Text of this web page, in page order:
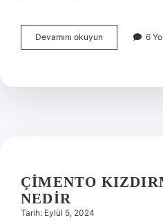
Devamını okuyun
durumu
demek
6
ÇIMENTO
NEDIR
Tarih: Eylül 5, 2024